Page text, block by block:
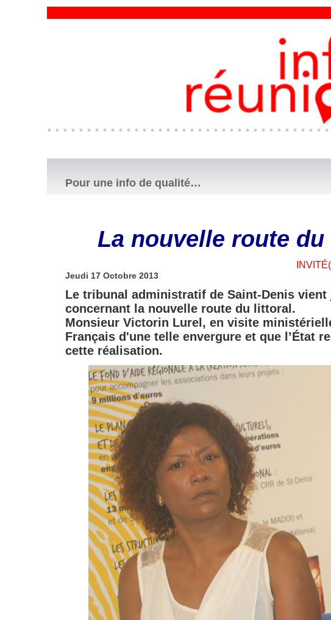
Pour une info de qualité…
La nouvelle route
Jeudi 17 Octobre 2013
Le tribunal administratif de Saint-Denis
concernant la nouvelle route du littoral.
Monsieur Victorin Lurel, en visite
Français d'une telle envergure et que l’État
cette réalisation.